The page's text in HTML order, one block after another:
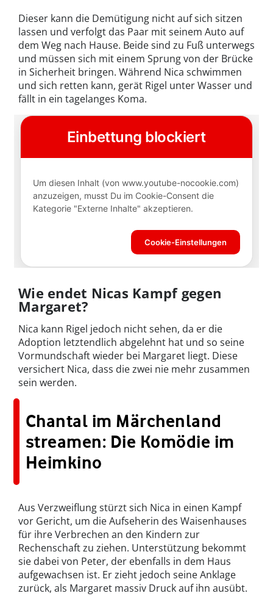
Dieser kann die Demütigung nicht auf sich sitzen
lassen und verfolgt das Paar mit seinem Auto auf
dem Weg nach Hause. Beide sind zu Fuß unterwegs
und müssen sich mit einem Sprung von der Brücke
in Sicherheit bringen. Während Nica schwimmen
und sich retten kann, gerät Rigel unter Wasser und
fällt in ein tagelanges Koma.
Wie endet Nicas Kampf gegen
Margaret?
Nica kann Rigel jedoch nicht sehen, da er die
Adoption letztendlich abgelehnt hat und so seine
Vormundschaft wieder bei Margaret liegt. Diese
versichert Nica, dass die zwei nie mehr zusammen
sein werden.
Chantal im Märchenland
streamen: Die Komödie im
Heimkino
Aus Verzweiflung stürzt sich Nica in einen Kampf
vor Gericht, um die Aufseherin des Waisenhauses
für ihre Verbrechen an den Kindern zur
Rechenschaft zu ziehen. Unterstützung bekommt
sie dabei von Peter, der ebenfalls in dem Haus
aufgewachsen ist. Er zieht jedoch seine Anklage
zurück, als Margaret massiv Druck auf ihn ausübt.